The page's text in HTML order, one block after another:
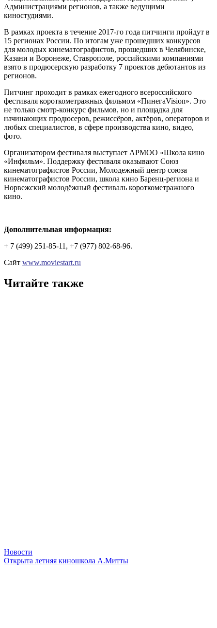
Администрациями регионов, а также ведущими
киностудиями.
В рамках проекта в течение 2017-го года питчинги пройдут в
15 регионах России. По итогам уже прошедших конкурсов
для молодых кинематографистов, прошедших в Челябинске,
Казани и Воронеже, Ставрополе, российскими компаниями
взято в продюсерскую разработку 7 проектов дебютантов из
регионов.
Питчинг проходит в рамках ежегодного всероссийского
фестиваля короткометражных фильмом «ПинегаVision». Это
не только смотр-конкурс фильмов, но и площадка для
начинающих продюсеров, режиссёров, актёров, операторов и
любых специалистов, в сфере производства кино, видео,
фото.
Организатором фестиваля выступает АРМОО «Школа кино
«Инфильм». Поддержку фестиваля оказывают Союз
кинематографистов России, Молодежный центр союза
кинематографистов России, школа кино Баренц-региона и
Норвежский молодёжный фестиваль короткометражного
кино.
Дополнительная информация:
+ 7 (499) 251-85-11, +7 (977) 802-68-96.
Сайт www.moviestart.ru
Читайте также
Новости
Открыта летняя киношкола А.Митты